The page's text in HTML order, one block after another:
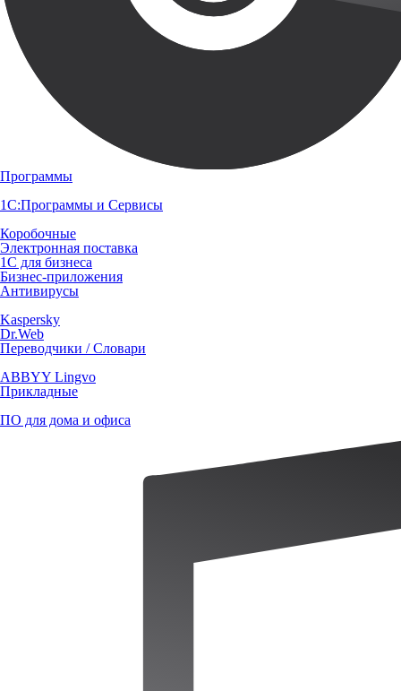
Программы
1С:Программы и Сервисы
Коробочные
Электронная поставка
1С для бизнеса
Бизнес-приложения
Антивирусы
Kaspersky
Dr.Web
Переводчики / Словари
ABBYY Lingvo
Прикладные
ПО для дома и офиса